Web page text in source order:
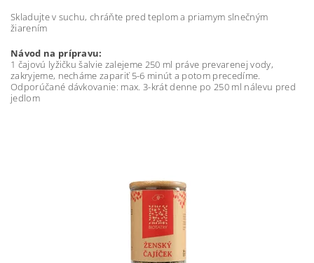
Skladujte v suchu, chráňte pred teplom a priamym slnečným
žiarením
Návod na prípravu:
1 čajovú lyžičku šalvie zalejeme 250 ml práve prevarenej vody,
zakryjeme, necháme zapariť 5-6 minút a potom precedíme.
Odporúčané dávkovanie: max. 3-krát denne po 250 ml nálevu pred
jedlom